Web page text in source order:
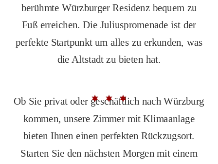
berühmte Würzburger Residenz bequem zu
Fuß erreichen. Die Juliuspromenade ist der
perfekte Startpunkt um alles zu erkunden, was
die Altstadt zu bieten hat.
Ob Sie privat oder geschäftlich nach Würzburg
kommen, unsere Zimmer mit Klimaanlage
bieten Ihnen einen perfekten Rückzugsort.
Starten Sie den nächsten Morgen mit einem